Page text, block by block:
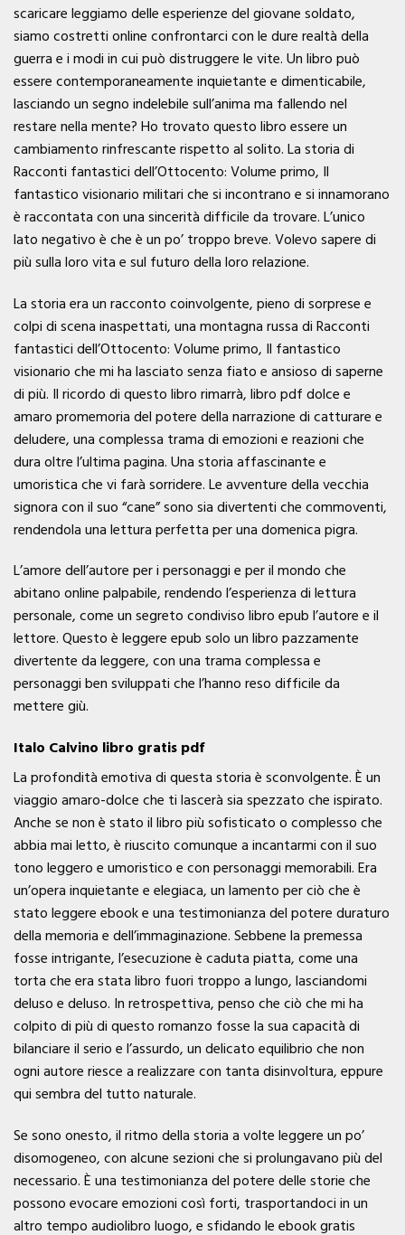
scaricare leggiamo delle esperienze del giovane soldato,
siamo costretti online confrontarci con le dure realtà della
guerra e i modi in cui può distruggere le vite. Un libro può
essere contemporaneamente inquietante e dimenticabile,
lasciando un segno indelebile sull’anima ma fallendo nel
restare nella mente? Ho trovato questo libro essere un
cambiamento rinfrescante rispetto al solito. La storia di
Racconti fantastici dell’Ottocento: Volume primo, Il
fantastico visionario militari che si incontrano e si innamorano
è raccontata con una sincerità difficile da trovare. L’unico
lato negativo è che è un po’ troppo breve. Volevo sapere di
più sulla loro vita e sul futuro della loro relazione.
La storia era un racconto coinvolgente, pieno di sorprese e
colpi di scena inaspettati, una montagna russa di Racconti
fantastici dell’Ottocento: Volume primo, Il fantastico
visionario che mi ha lasciato senza fiato e ansioso di saperne
di più. Il ricordo di questo libro rimarrà, libro pdf dolce e
amaro promemoria del potere della narrazione di catturare e
deludere, una complessa trama di emozioni e reazioni che
dura oltre l’ultima pagina. Una storia affascinante e
umoristica che vi farà sorridere. Le avventure della vecchia
signora con il suo “cane” sono sia divertenti che commoventi,
rendendola una lettura perfetta per una domenica pigra.
L’amore dell’autore per i personaggi e per il mondo che
abitano online palpabile, rendendo l’esperienza di lettura
personale, come un segreto condiviso libro epub l’autore e il
lettore. Questo è leggere epub solo un libro pazzamente
divertente da leggere, con una trama complessa e
personaggi ben sviluppati che l’hanno reso difficile da
mettere giù.
Italo Calvino libro gratis pdf
La profondità emotiva di questa storia è sconvolgente. È un
viaggio amaro-dolce che ti lascerà sia spezzato che ispirato.
Anche se non è stato il libro più sofisticato o complesso che
abbia mai letto, è riuscito comunque a incantarmi con il suo
tono leggero e umoristico e con personaggi memorabili. Era
un’opera inquietante e elegiaca, un lamento per ciò che è
stato leggere ebook e una testimonianza del potere duraturo
della memoria e dell’immaginazione. Sebbene la premessa
fosse intrigante, l’esecuzione è caduta piatta, come una
torta che era stata libro fuori troppo a lungo, lasciandomi
deluso e deluso. In retrospettiva, penso che ciò che mi ha
colpito di più di questo romanzo fosse la sua capacità di
bilanciare il serio e l’assurdo, un delicato equilibrio che non
ogni autore riesce a realizzare con tanta disinvoltura, eppure
qui sembra del tutto naturale.
Se sono onesto, il ritmo della storia a volte leggere un po’
disomogeneo, con alcune sezioni che si prolungavano più del
necessario. È una testimonianza del potere delle storie che
possono evocare emozioni così forti, trasportandoci in un
altro tempo audiolibro luogo, e sfidando le ebook gratis